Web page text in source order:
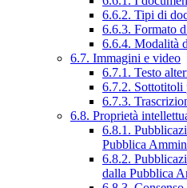
6.6.2. Tipi di
6.6.3. Formato
6.6.4. Modalità
6.7. Immagini e video
6.7.1. Testo
6.7.2. Sottotitoli
6.7.3.
6.8. Proprietà
6.8.1.
Pubblica
6.8.2.
dalla Pubblica